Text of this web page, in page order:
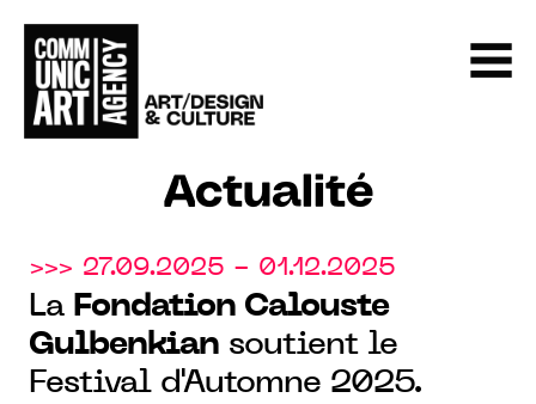
Actualité
>>> 27.09.2025 - 01.12.2025
La Fondation Calouste
Gulbenkian soutient le
Festival d'Automne 2025.